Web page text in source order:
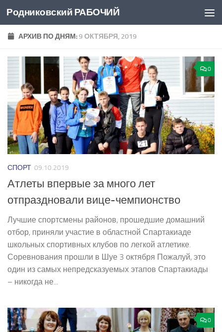
Перейти к содержимому
Родниковский РАБОЧИЙ
АРХИВ ПО ДНЯМ:9 ОКТЯБРЯ, 2019
0
СПОРТ 09.10.2019
Атлеты впервые за много лет
отпраздновали вице-чемпионство
Лучшие спортсмены районов, прошедшие домашний
отбор, приняли участие в областной Спартакиаде
школьных спортивных клубов по легкой атлетике.
Соревнования прошли в Шуе 3 октября Пожалуй, это
один из самых непредсказуемых этапов Спартакиады
– никогда не...
0